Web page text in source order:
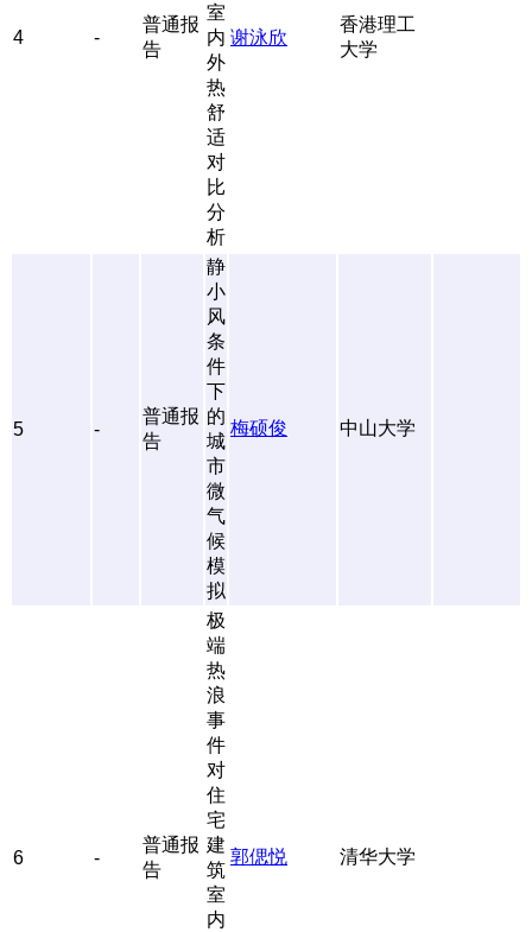
4 -
普通报
告
室
内
外
热
舒
适
对
比
分
析
谢泳欣
香港理工
大学
5 -
普通报
告
静
小
风
条
件
下
的
城
市
微
气
候
模
拟
梅硕俊 中山大学
6 -
普通报
告
极
端
热
浪
事
件
对
住
宅
建
筑
室
内
郭偲悦 清华大学